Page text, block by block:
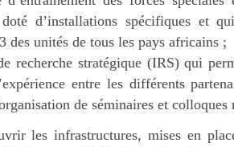
doté d’installations spécifiques et
des unités de tous les pays africains ;
recherche stratégique (IRS) qui
entre les différents
de séminaires et colloques
les infrastructures, mises en